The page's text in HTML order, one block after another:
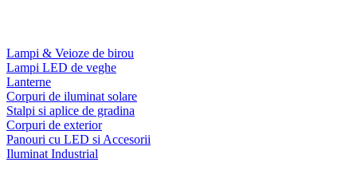
Lampi & Veioze de birou
Lampi LED de veghe
Lanterne
Corpuri de iluminat solare
Stalpi si aplice de gradina
Corpuri de exterior
Panouri cu LED si Accesorii
Iluminat Industrial